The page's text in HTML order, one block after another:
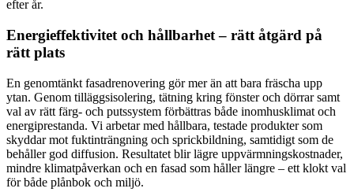
efter år.
Energieffektivitet och hållbarhet – rätt åtgärd på
rätt plats
En genomtänkt fasadrenovering gör mer än att bara fräscha upp
ytan. Genom tilläggsisolering, tätning kring fönster och dörrar samt
val av rätt färg- och putssystem förbättras både inomhusklimat och
energiprestanda. Vi arbetar med hållbara, testade produkter som
skyddar mot fuktinträngning och sprickbildning, samtidigt som de
behåller god diffusion. Resultatet blir lägre uppvärmningskostnader,
mindre klimatpåverkan och en fasad som håller längre – ett klokt val
för både plånbok och miljö.